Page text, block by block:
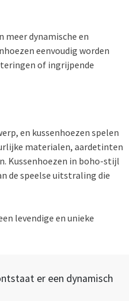
meer dynamische en
eenvoudig worden
of ingrijpende
en kussenhoezen spelen
materialen, aardetinten
Kussenhoezen in boho-stijl
de speelse uitstraling die
levendige en unieke
er een dynamisch